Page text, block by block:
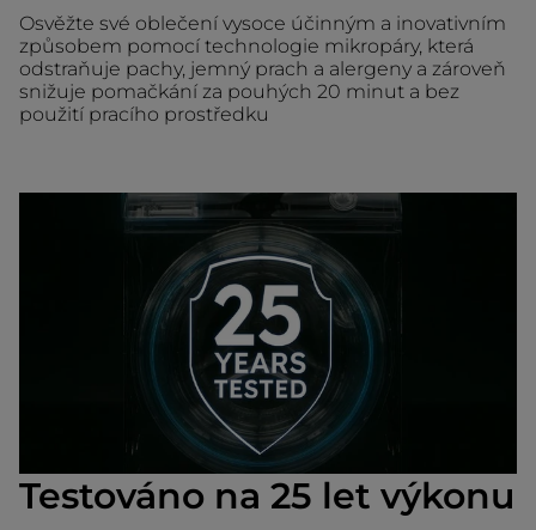
Osvěžte své oblečení vysoce účinným a inovativním
způsobem pomocí technologie mikropáry, která
odstraňuje pachy, jemný prach a alergeny a zároveň
snižuje pomačkání za pouhých 20 minut a bez
použití pracího prostředku
Testováno na 25 let výkonu